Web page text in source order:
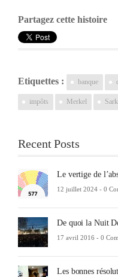
Partagez cette histoire
Etiquettes : banque
impôts Merkel
Recent Posts
Le vertige de
12 juillet 2024 - 0
De quoi la Nuit
17 avril 2016 - 0
Les bonnes